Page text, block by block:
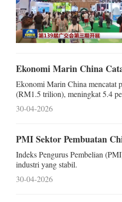
Ekonomi Marin China
Ekonomi Marin China mencatat
(RM1.5 trilion), meningkat 5.4
30-04-2026
PMI Sektor Pembuatan
Indeks Pengurus Pembelian
industri yang stabil.
30-04-2026